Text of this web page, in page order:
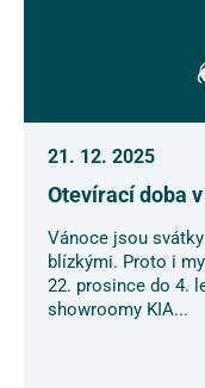
21. 12. 2025
Otevírací doba
Vánoce jsou
blízkými. Proto i
22. prosince do 4.
showroomy KIA...